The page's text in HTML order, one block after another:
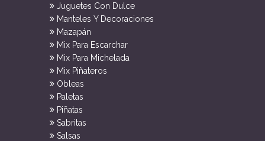
Juguetes Con Dulce
Manteles Y Decoraciones
Mazapán
Mix Para Escarchar
Mix Para Michelada
Mix Piñateros
Obleas
Paletas
Piñatas
Sabritas
Salsas